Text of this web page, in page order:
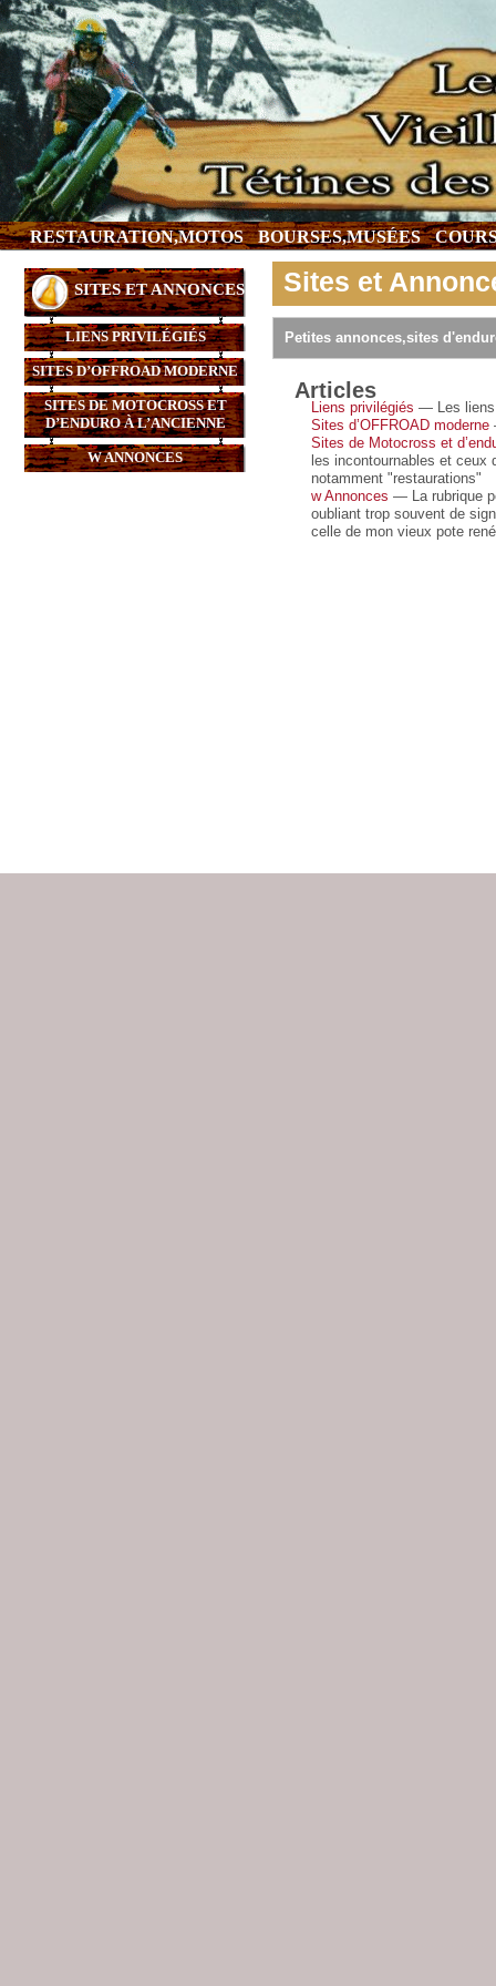
RESTAURATION,MOTOS BOURSES,MUSÉES
SITES ET ANNONCES
LIENS PRIVILÉGIÉS
SITES D’OFFROAD MODERNE
SITES DE MOTOCROSS ET
D’ENDURO À L’ANCIENNE
W ANNONCES
Sites et
Petites annonces,sites
Articles
Liens privilégiés — Les liens
Sites d’OFFROAD moderne
Sites de Motocross et
les incontournables et
notamment "restaurations"
w Annonces — La rubrique
oubliant trop souvent de
celle de mon vieux pote